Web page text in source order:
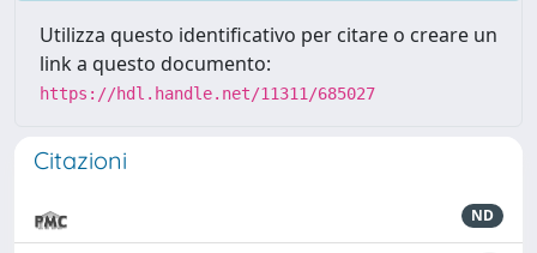
Utilizza questo identificativo per citare o creare un
link a questo documento:
https://hdl.handle.net/11311/685027
Citazioni
ND